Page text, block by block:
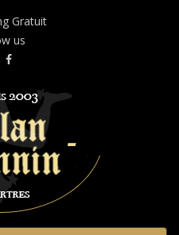
Gratuit
us